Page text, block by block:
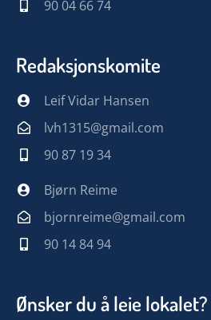
90 04 66 74
Redaksjonskomite
Leif Vidar Hansen
lvh1315@gmail.com
90 87 19 34
Bjørn Reime
bjornreime@gmail.com
90 14 84 94
Ønsker du å leie lokalet?